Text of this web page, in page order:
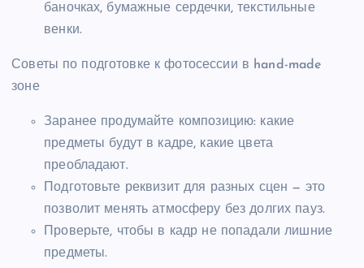
баночках, бумажные сердечки, текстильные
венки.
Советы по подготовке к фотосессии в hand-made
зоне
Заранее продумайте композицию: какие
предметы будут в кадре, какие цвета
преобладают.
Подготовьте реквизит для разных сцен — это
позволит менять атмосферу без долгих пауз.
Проверьте, чтобы в кадр не попадали лишние
предметы.